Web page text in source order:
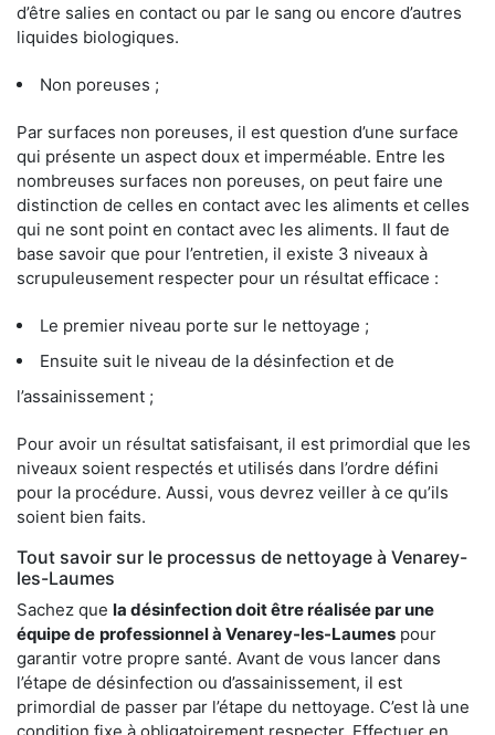
d’être salies en contact ou par le sang ou encore d’autres
liquides biologiques.
Non poreuses ;
Par surfaces non poreuses, il est question d’une surface
qui présente un aspect doux et imperméable. Entre les
nombreuses surfaces non poreuses, on peut faire une
distinction de celles en contact avec les aliments et celles
qui ne sont point en contact avec les aliments. Il faut de
base savoir que pour l’entretien, il existe 3 niveaux à
scrupuleusement respecter pour un résultat efficace :
Le premier niveau porte sur le nettoyage ;
Ensuite suit le niveau de la désinfection et de
l’assainissement ;
Pour avoir un résultat satisfaisant, il est primordial que les
niveaux soient respectés et utilisés dans l’ordre défini
pour la procédure. Aussi, vous devrez veiller à ce qu’ils
soient bien faits.
Tout savoir sur le processus de nettoyage à Venarey-
les-Laumes
Sachez que la désinfection doit être réalisée par une
équipe de professionnel à Venarey-les-Laumes pour
garantir votre propre santé. Avant de vous lancer dans
l’étape de désinfection ou d’assainissement, il est
primordial de passer par l’étape du nettoyage. C’est là une
condition fixe à obligatoirement respecter. Effectuer en